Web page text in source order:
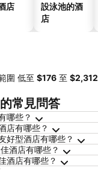
店
設泳池的酒
店
圍 低至 ‎$176 至 ‎$2,312
常見問答
哪些？
店有哪些？
好型酒店有哪些？
酒店有哪些？
酒店有哪些？